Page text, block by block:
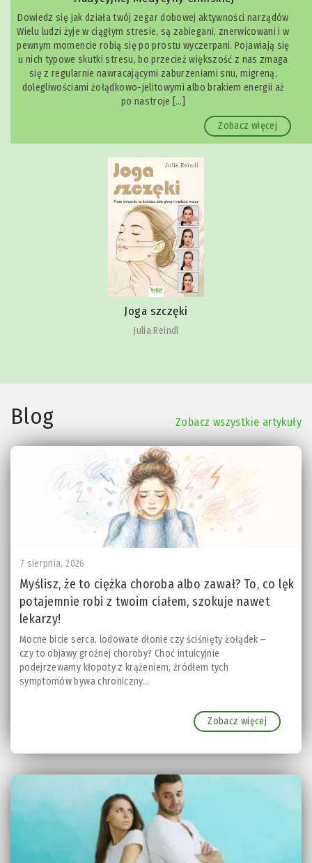
Dowiedz się jak działa twój zegar dobowej aktywności narządów
Wielu ludzi żyje w ciągłym stresie, są zabiegani, znerwicowani i w
pewnym momencie robią się po prostu wyczerpani. Pojawiają się
u nich typowe skutki stresu, bo przecież większość z nas zmaga
się z regularnie nawracającymi zaburzeniami snu, migreną,
dolegliwościami żołądkowo-jelitowymi albo brakiem energii aż
po nastroje […]
Zobacz więcej
Joga szczęki
Julia Reindl
Blog Zobacz wszystkie artykuły
7 sierpnia, 2026
Myślisz, że to ciężka choroba albo zawał? To, co lęk
potajemnie robi z twoim ciałem, szokuje nawet
lekarzy!
Mocne bicie serca, lodowate dłonie czy ściśnięty żołądek –
czy to objawy groźnej choroby? Choć intuicyjnie
podejrzewamy kłopoty z krążeniem, źródłem tych
symptomów bywa chroniczny...
Zobacz więcej